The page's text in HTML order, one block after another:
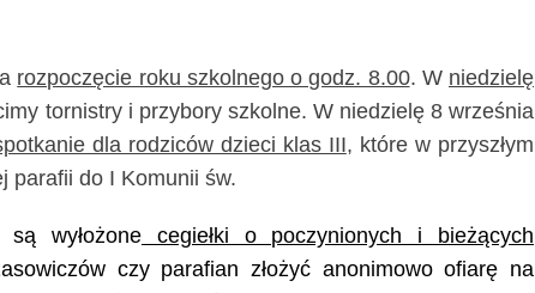
rozpoczęcie roku szkolnego o godz. 8.00. W niedzielę
tornistry i przybory szkolne. W niedzielę 8 września
dla rodziców dzieci klas III, które w przyszłym
parafii do I Komunii św.
wyłożonecegiełki o poczynionych i bieżących
czy parafian złożyć anonimowo ofiarę na